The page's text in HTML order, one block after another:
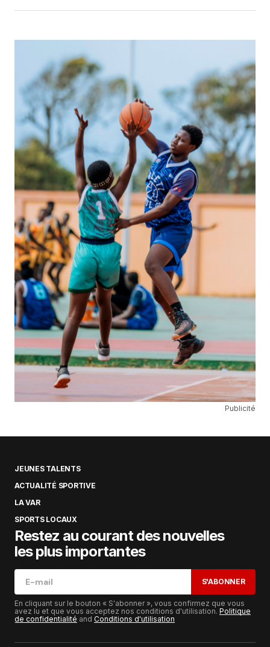
Publicité
JEUNES TALENTS
ACTUALITÉ SPORTIVE
LA VAR
SPORTS LOCAUX
Restez au courant des nouvelles
les plus importantes
S'ABONNER
En cliquant sur le bouton « S'abonner », vous confirmez que vous
avez lu et que vous acceptez nos conditions d'utilisation. Politique
de confidentialité and Conditions d'utilisation